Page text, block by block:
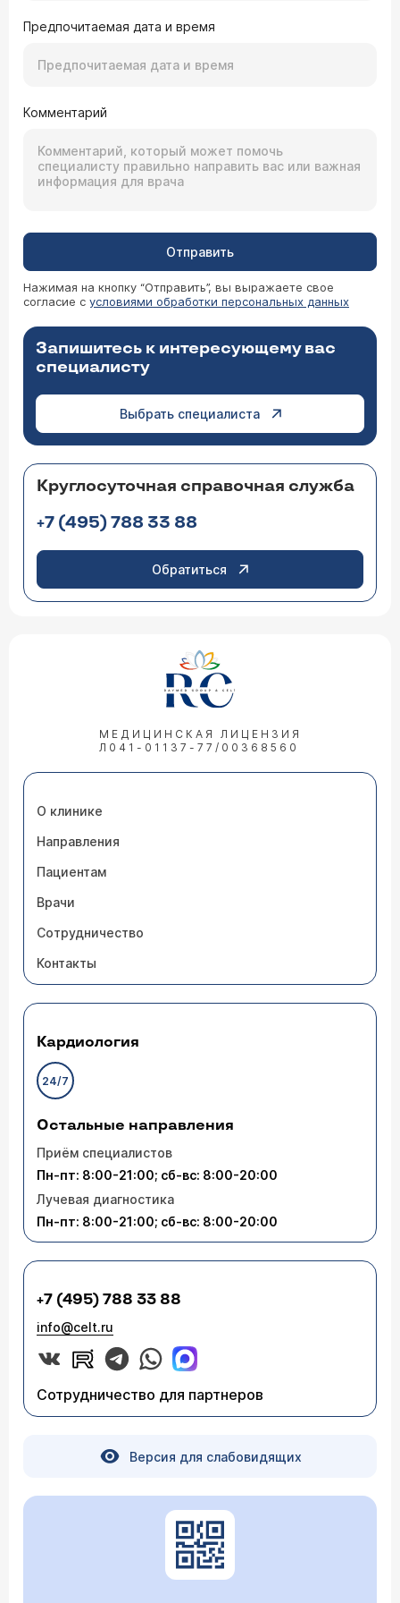
(расписание приема).
проконсультироваться с гастроэнтерологом
(
расписание приема) и затем пройти
"Бактериологическая война... в желудке"
Предпочитаемая дата и время
Комментарий
Отправить
Нажимая на кнопку “Отправить”, вы выражаете свое
согласие с условиями обработки персональных данных
Запишитесь к интересующему вас
специалисту
Выбрать специалиста
Круглосуточная справочная служба
+7 (495) 788 33 88
Обратиться
МЕДИЦИНСКАЯ ЛИЦЕНЗИЯ
Л041-01137-77/00368560
О клинике
Направления
Пациентам
Врачи
Сотрудничество
Контакты
Кардиология
24/7
Остальные направления
Приём специалистов
Пн-пт: 8:00-21:00; сб-вс: 8:00-20:00
Лучевая диагностика
Пн-пт: 8:00-21:00; сб-вс: 8:00-20:00
+7 (495) 788 33 88
info@celt.ru
Сотрудничество для партнеров
Версия для слабовидящих